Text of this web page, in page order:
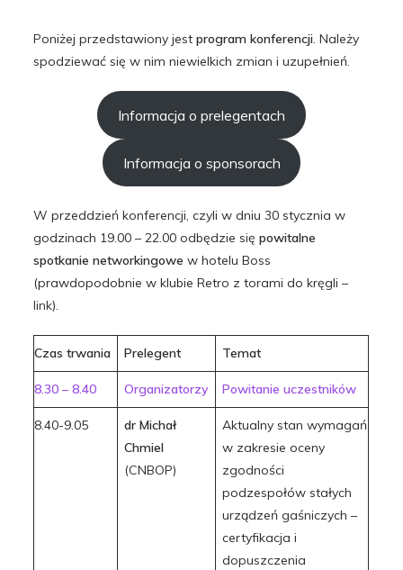
Poniżej przedstawiony jestprogram konferencji. Należy
spodziewać się w nim niewielkich zmian i uzupełnień.
Informacja o prelegentach
Informacja o sponsorach
W przeddzień konferencji, czyli w dniu 30 stycznia w
godzinach 19.00 – 22.00 odbędzie siępowitalne
spotkanie networkingowe w hotelu Boss
(prawdopodobnie w klubie Retro z torami do kręgli –
link).
Czas trwania Prelegent Temat
8.30 – 8.40 Organizatorzy Powitanie uczestników
8.40-9.05 dr Michał
Chmiel
(CNBOP)
Aktualny stan wymagań
w zakresie oceny
zgodności
podzespołów stałych
urządzeń gaśniczych –
certyfikacja i
dopuszczenia